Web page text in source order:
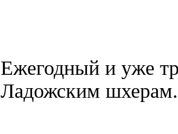
Ежегодный и уже
Ладожским шхерам.